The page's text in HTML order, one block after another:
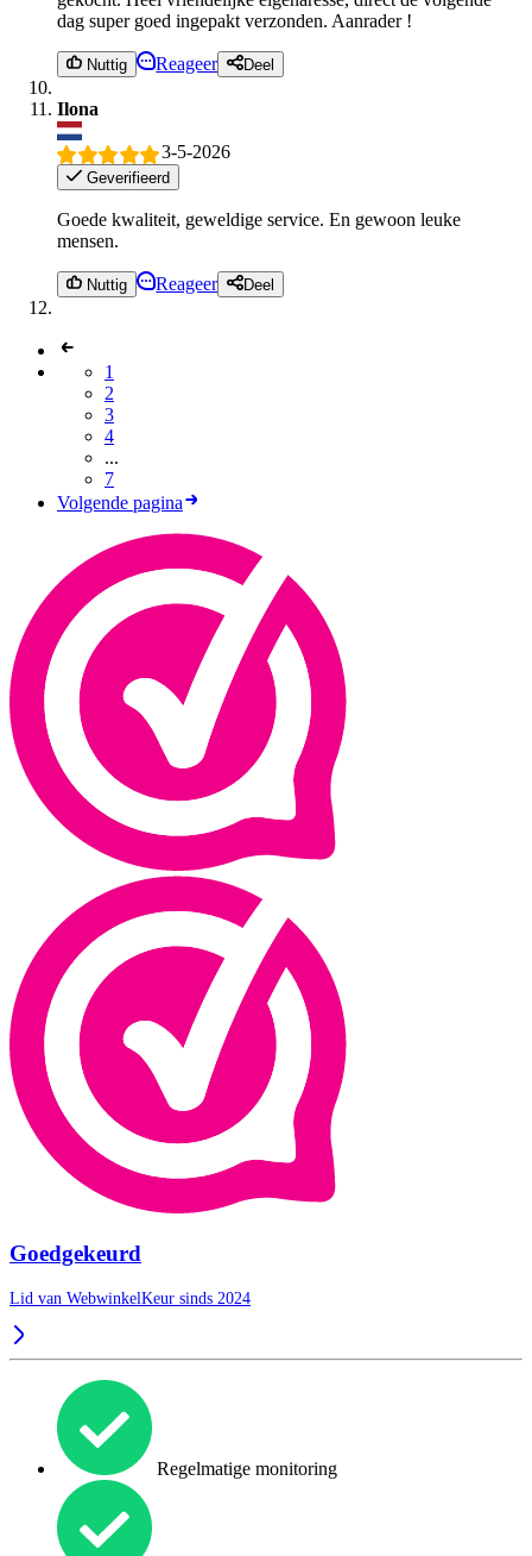
dag super goed ingepakt verzonden. Aanrader !
Nuttig Reageer Deel
Ilona
3-5-2026
Geverifieerd
Goede kwaliteit, geweldige service. En gewoon leuke
mensen.
Nuttig Reageer Deel
1
2
3
4
...
7
Volgende pagina
Goedgekeurd
Lid van WebwinkelKeur sinds 2024
Regelmatige monitoring